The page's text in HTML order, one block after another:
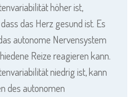
höher ist,
das Herz gesund ist. Es
autonome Nervensystem
Reize reagieren kann.
niedrig ist, kann
des autonomen